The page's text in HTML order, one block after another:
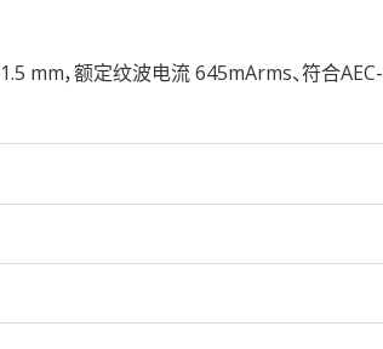
mm，额定纹波电流 645mArms、符合AEC-